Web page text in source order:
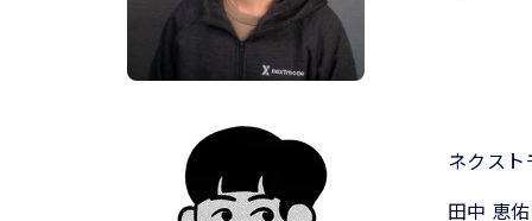
ネクスト
田中 恵佑